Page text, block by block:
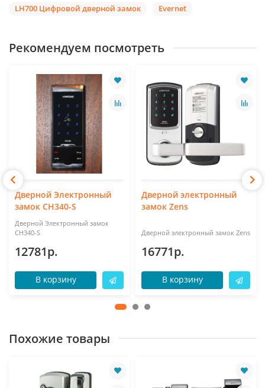
LH700 Цифровой дверной замок Evernet
Рекомендуем посмотреть
Дверной Электронный
замок CH340-S
Дверной Электронный замок
CH340-S
12781р.
В корзину
Дверной электронный
замок Zens
Дверной электронный замок Zens
16771р.
В корзину
Похожие товары